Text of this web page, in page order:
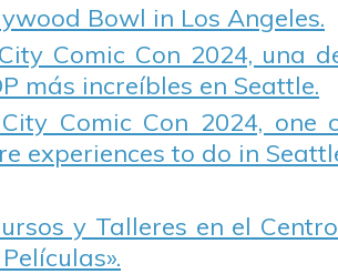
Bowl in Los Angeles.
Comic Con 2024, una
más increíbles en Seattle.
Comic Con 2024,
experiences to do in
y Talleres en el